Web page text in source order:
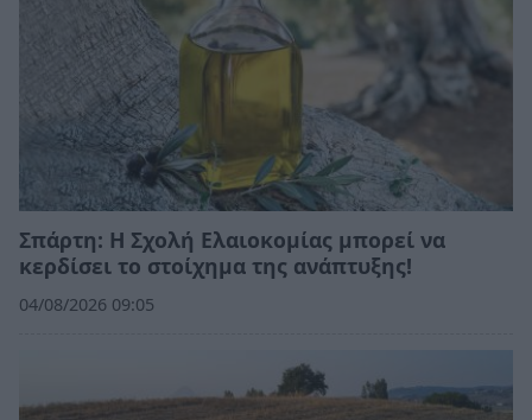
Σπάρτη: Η Σχολή Ελαιοκομίας μπορεί να
κερδίσει το στοίχημα της ανάπτυξης!
04/08/2026 09:05